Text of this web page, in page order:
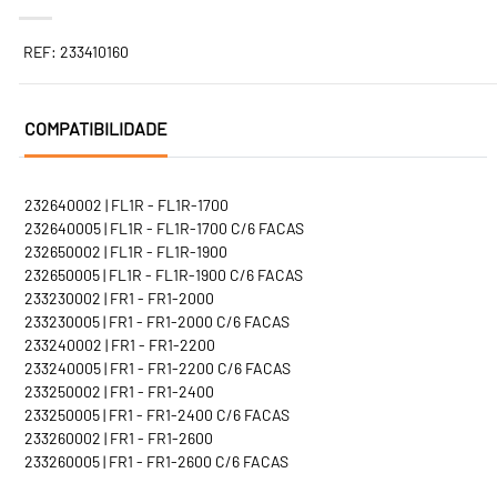
REF: 233410160
COMPATIBILIDADE
232640002 | FL1R - FL1R-1700
232640005 | FL1R - FL1R-1700 C/6 FACAS
232650002 | FL1R - FL1R-1900
232650005 | FL1R - FL1R-1900 C/6 FACAS
233230002 | FR1 - FR1-2000
233230005 | FR1 - FR1-2000 C/6 FACAS
233240002 | FR1 - FR1-2200
233240005 | FR1 - FR1-2200 C/6 FACAS
233250002 | FR1 - FR1-2400
233250005 | FR1 - FR1-2400 C/6 FACAS
233260002 | FR1 - FR1-2600
233260005 | FR1 - FR1-2600 C/6 FACAS